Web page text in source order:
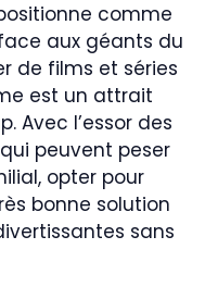
comme
aux géants du
de films et séries
est un attrait
Avec l’essor des
peuvent peser
opter pour
bonne solution
sans